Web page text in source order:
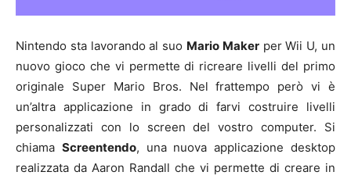
Nintendo sta lavorando al suo Mario Makerper Wii U, un
nuovo gioco che vi permette di ricreare livelli del primo
originale Super Mario Bros. Nel frattempo però vi è
un’altra applicazione in grado di farvi costruire livelli
personalizzati con lo screen del vostro computer. Si
chiama Screentendo, una nuova applicazione desktop
realizzata da Aaron Randall che vi permette di creare in